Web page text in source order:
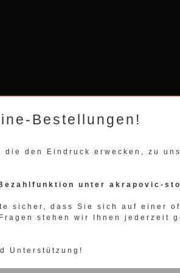
Unternehmen Kontakt
>BMW >S 1000 RR > Racing Line 10-14 S-B10R1-
Abgassystem für BMW S
Bestellungen!
den Eindruck erwecken, zu
unter akrapovic-
sicher, dass Sie sich auf einer
stehen wir Ihnen jederzeit
Unterstützung!